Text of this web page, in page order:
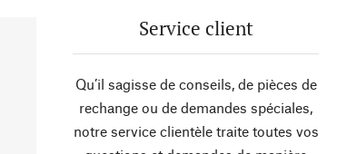
Service client
Qu’il sagisse de conseils, de pièces de
rechange ou de demandes spéciales,
notre service clientèle traite toutes vos